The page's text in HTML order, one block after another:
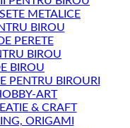
METALICE
BIROU
PERETE
BIROU
BIROU
PENTRU BIROURI
ART
& CRAFT
ORIGAMI